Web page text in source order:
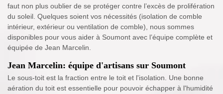
faut non plus oublier de se protéger contre l’excès de prolifération
du soleil. Quelques soient vos nécessités (isolation de comble
intérieur, extérieur ou ventilation de comble), nous sommes
disponibles pour vous aider à Soumont avec l’équipe complète et
équipée de Jean Marcelin.
Jean Marcelin: équipe d'artisans sur Soumont
Le sous-toit est la fraction entre le toit et l'isolation. Une bonne
aération du toit est essentielle pour pouvoir échapper à l'humidité